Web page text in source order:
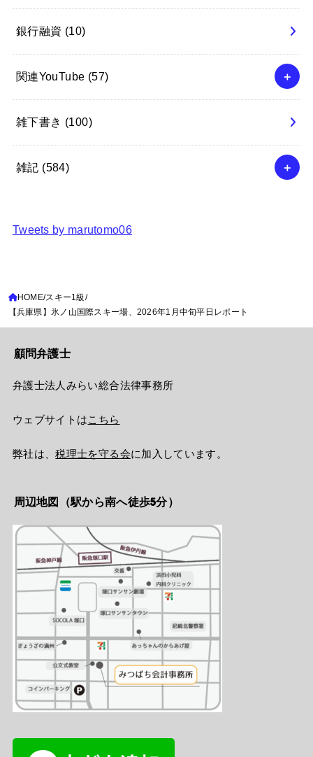
銀行融資 (10)
関連YouTube (57)
雑下書き (100)
雑記 (584)
Tweets by marutomo06
HOME スキー1級
【兵庫県】氷ノ山国際スキー場、2026年1月中旬平日レポート
顧問弁護士
弁護士法人みらい総合法律事務所
ウェブサイトはこちら
弊社は、税理士を守る会に加入しています。
周辺地図（駅から南へ徒歩5分）